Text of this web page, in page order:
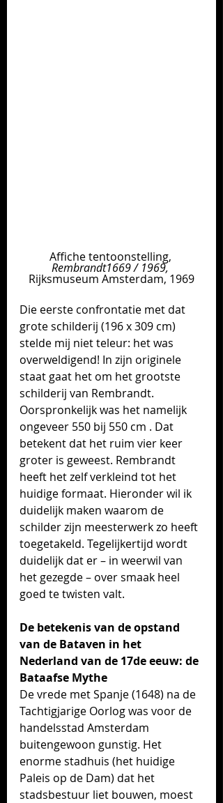
Affiche tentoonstelling,
Rembrandt1669 / 1969,
Rijksmuseum Amsterdam, 1969
Die eerste confrontatie met dat
grote schilderij (196 x 309 cm)
stelde mij niet teleur: het was
overweldigend! In zijn originele
staat gaat het om het grootste
schilderij van Rembrandt.
Oorspronkelijk was het namelijk
ongeveer 550 bij 550 cm . Dat
betekent dat het ruim vier keer
groter is geweest. Rembrandt
heeft het zelf verkleind tot het
huidige formaat. Hieronder wil ik
duidelijk maken waarom de
schilder zijn meesterwerk zo heeft
toegetakeld. Tegelijkertijd wordt
duidelijk dat er – in weerwil van
het gezegde – over smaak heel
goed te twisten valt.
De betekenis van de opstand
van de Bataven in het
Nederland van de 17de eeuw: de
Bataafse Mythe
De vrede met Spanje (1648) na de
Tachtigjarige Oorlog was voor de
handelsstad Amsterdam
buitengewoon gunstig. Het
enorme stadhuis (het huidige
Paleis op de Dam) dat het
stadsbestuur liet bouwen, moest